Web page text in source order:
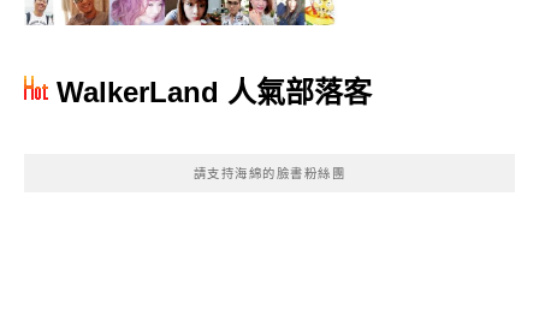
WalkerLand 人氣部落客
請支持海綿的臉書粉絲團